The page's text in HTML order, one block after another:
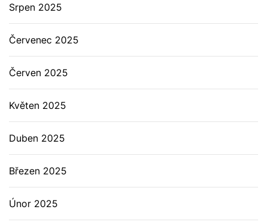
Srpen 2025
Červenec 2025
Červen 2025
Květen 2025
Duben 2025
Březen 2025
Únor 2025